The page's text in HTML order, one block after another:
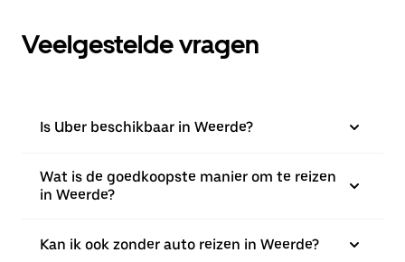
Veelgestelde vragen
Is Uber beschikbaar in Weerde?
Wat is de goedkoopste manier om te reizen
in Weerde?
Kan ik ook zonder auto reizen in Weerde?